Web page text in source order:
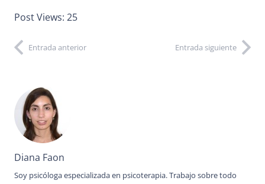
Post Views: 25
Entrada anterior Entrada siguiente
Diana Faon
Soy psicóloga especializada en psicoterapia. Trabajo sobre todo